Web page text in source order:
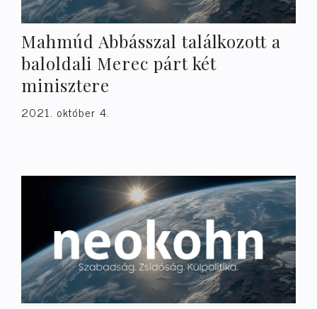
Mahmúd Abbásszal találkozott a
baloldali Merec párt két
minisztere
2021. október 4.